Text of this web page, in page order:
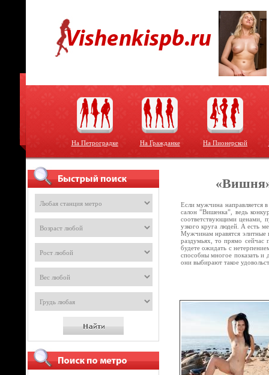
На Петроградке На Гражданке На Пионерской
Если мужчина направляется
салон ”Вишенка”, ведь
соответствующими ценами,
узкого круга людей. А есть
Мужчинам нравятся элитные
раздумьях, то прямо сейчас
будете ожидать с
способны многое показать и
они выбирают такое